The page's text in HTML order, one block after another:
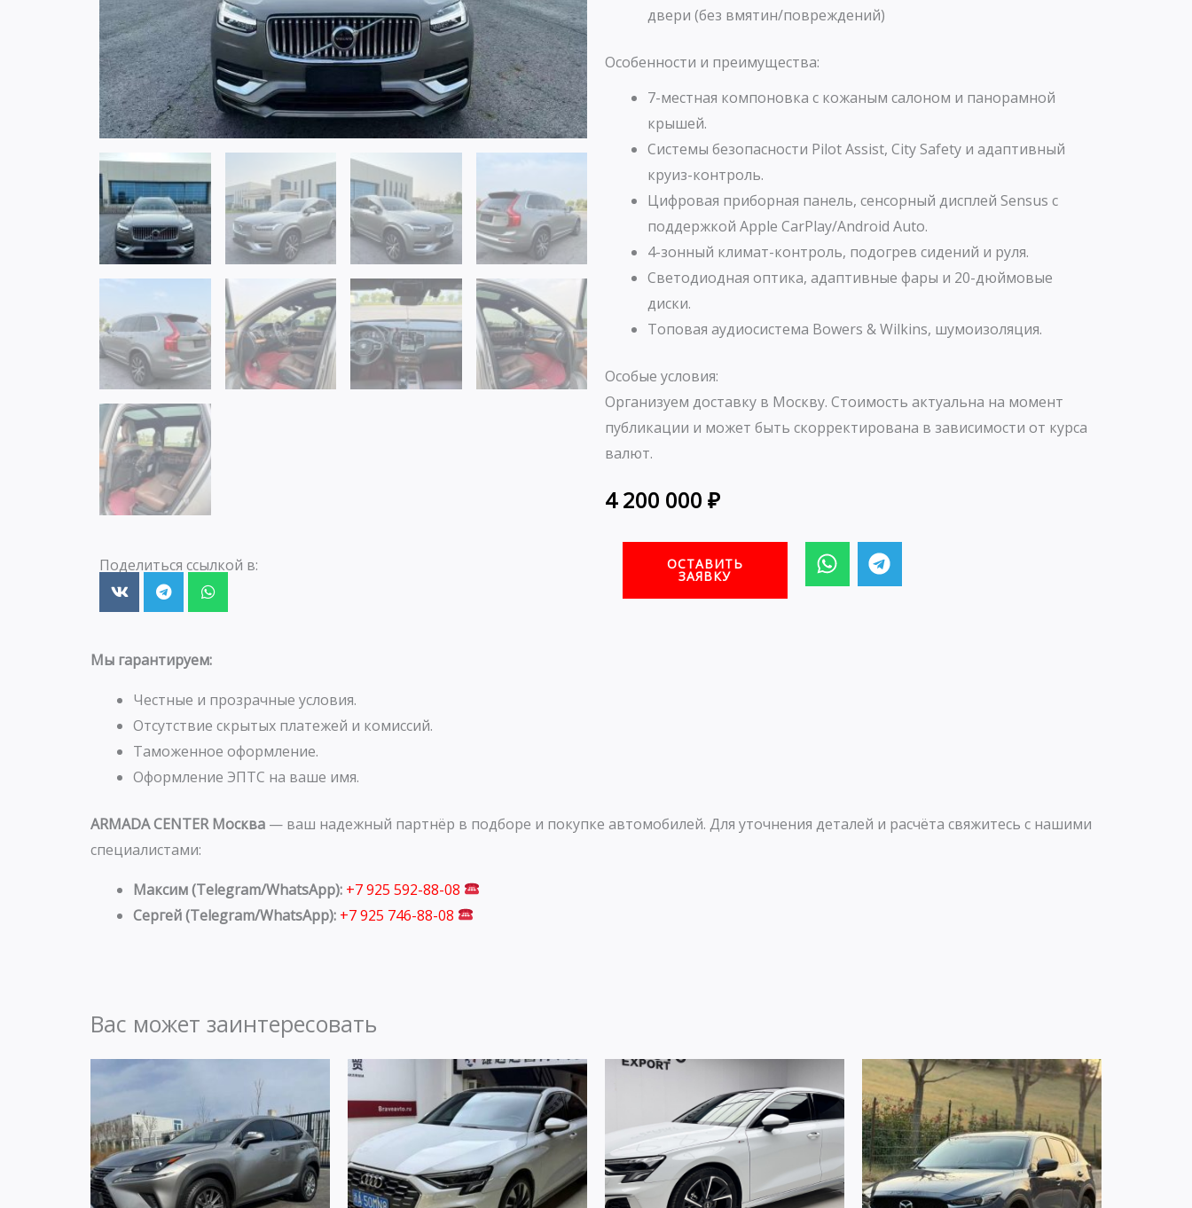
Поделиться ссылкой в:
двери (без вмятин/повреждений)
Особенности и преимущества:
7-местная компоновка с кожаным салоном и панорамной
крышей.
Системы безопасности Pilot Assist, City Safety и адаптивный
круиз-контроль.
Цифровая приборная панель, сенсорный дисплей Sensus с
поддержкой Apple CarPlay/Android Auto.
4-зонный климат-контроль, подогрев сидений и руля.
Светодиодная оптика, адаптивные фары и 20-дюймовые
диски.
Топовая аудиосистема Bowers & Wilkins, шумоизоляция.
Особые условия:
Организуем доставку в Москву. Стоимость актуальна на момент
публикации и может быть скорректирована в зависимости от курса
валют.
4 200 000 ₽
ОСТАВИТЬ
ЗАЯВКУ
W
h
a
T
e
l
Мы гарантируем:
Честные и прозрачные условия.
Отсутствие скрытых платежей и комиссий.
Таможенное оформление.
Оформление ЭПТС на ваше имя.
ARMADA CENTER Москва — ваш надежный партнёр в подборе и покупке автомобилей. Для уточнения деталей и расчёта свяжитесь с нашими
специалистами:
Максим (Telegram/WhatsApp): +7 925 592-88-08
Сергей (Telegram/WhatsApp): +7 925 746-88-08
Вас может заинтересовать